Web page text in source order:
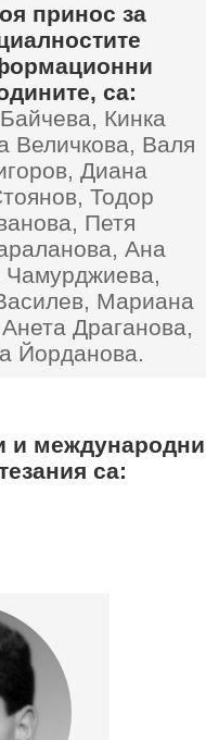
принос за
са:
Кинка
Величкова, Валя
Диана
Тодор
Петя
Ана
Чамурджиева,
Мариана
Драганова,
Йорданова.
и международни
са: